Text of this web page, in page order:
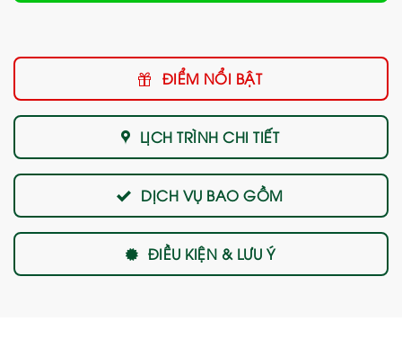
ĐIỂM NỔI BẬT
LỊCH TRÌNH CHI TIẾT
DỊCH VỤ BAO GỒM
ĐIỀU KIỆN & LƯU Ý